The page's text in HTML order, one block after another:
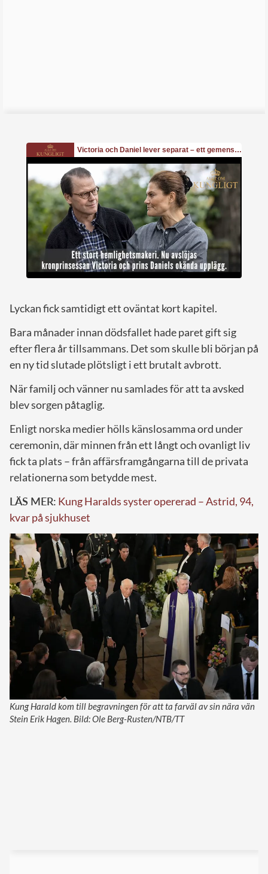
Lyckan fick samtidigt ett oväntat kort kapitel.
Bara månader innan dödsfallet hade paret gift sig
efter flera år tillsammans. Det som skulle bli början på
en ny tid slutade plötsligt i ett brutalt avbrott.
När familj och vänner nu samlades för att ta avsked
blev sorgen påtaglig.
Enligt norska medier hölls känslosamma ord under
ceremonin, där minnen från ett långt och ovanligt liv
fick ta plats – från affärsframgångarna till de privata
relationerna som betydde mest.
LÄS MER: Kung Haralds syster opererad – Astrid, 94,
kvar på sjukhuset
Kung Harald kom till begravningen för att ta farväl av sin nära vän
Stein Erik Hagen. Bild: Ole Berg-Rusten/NTB/TT